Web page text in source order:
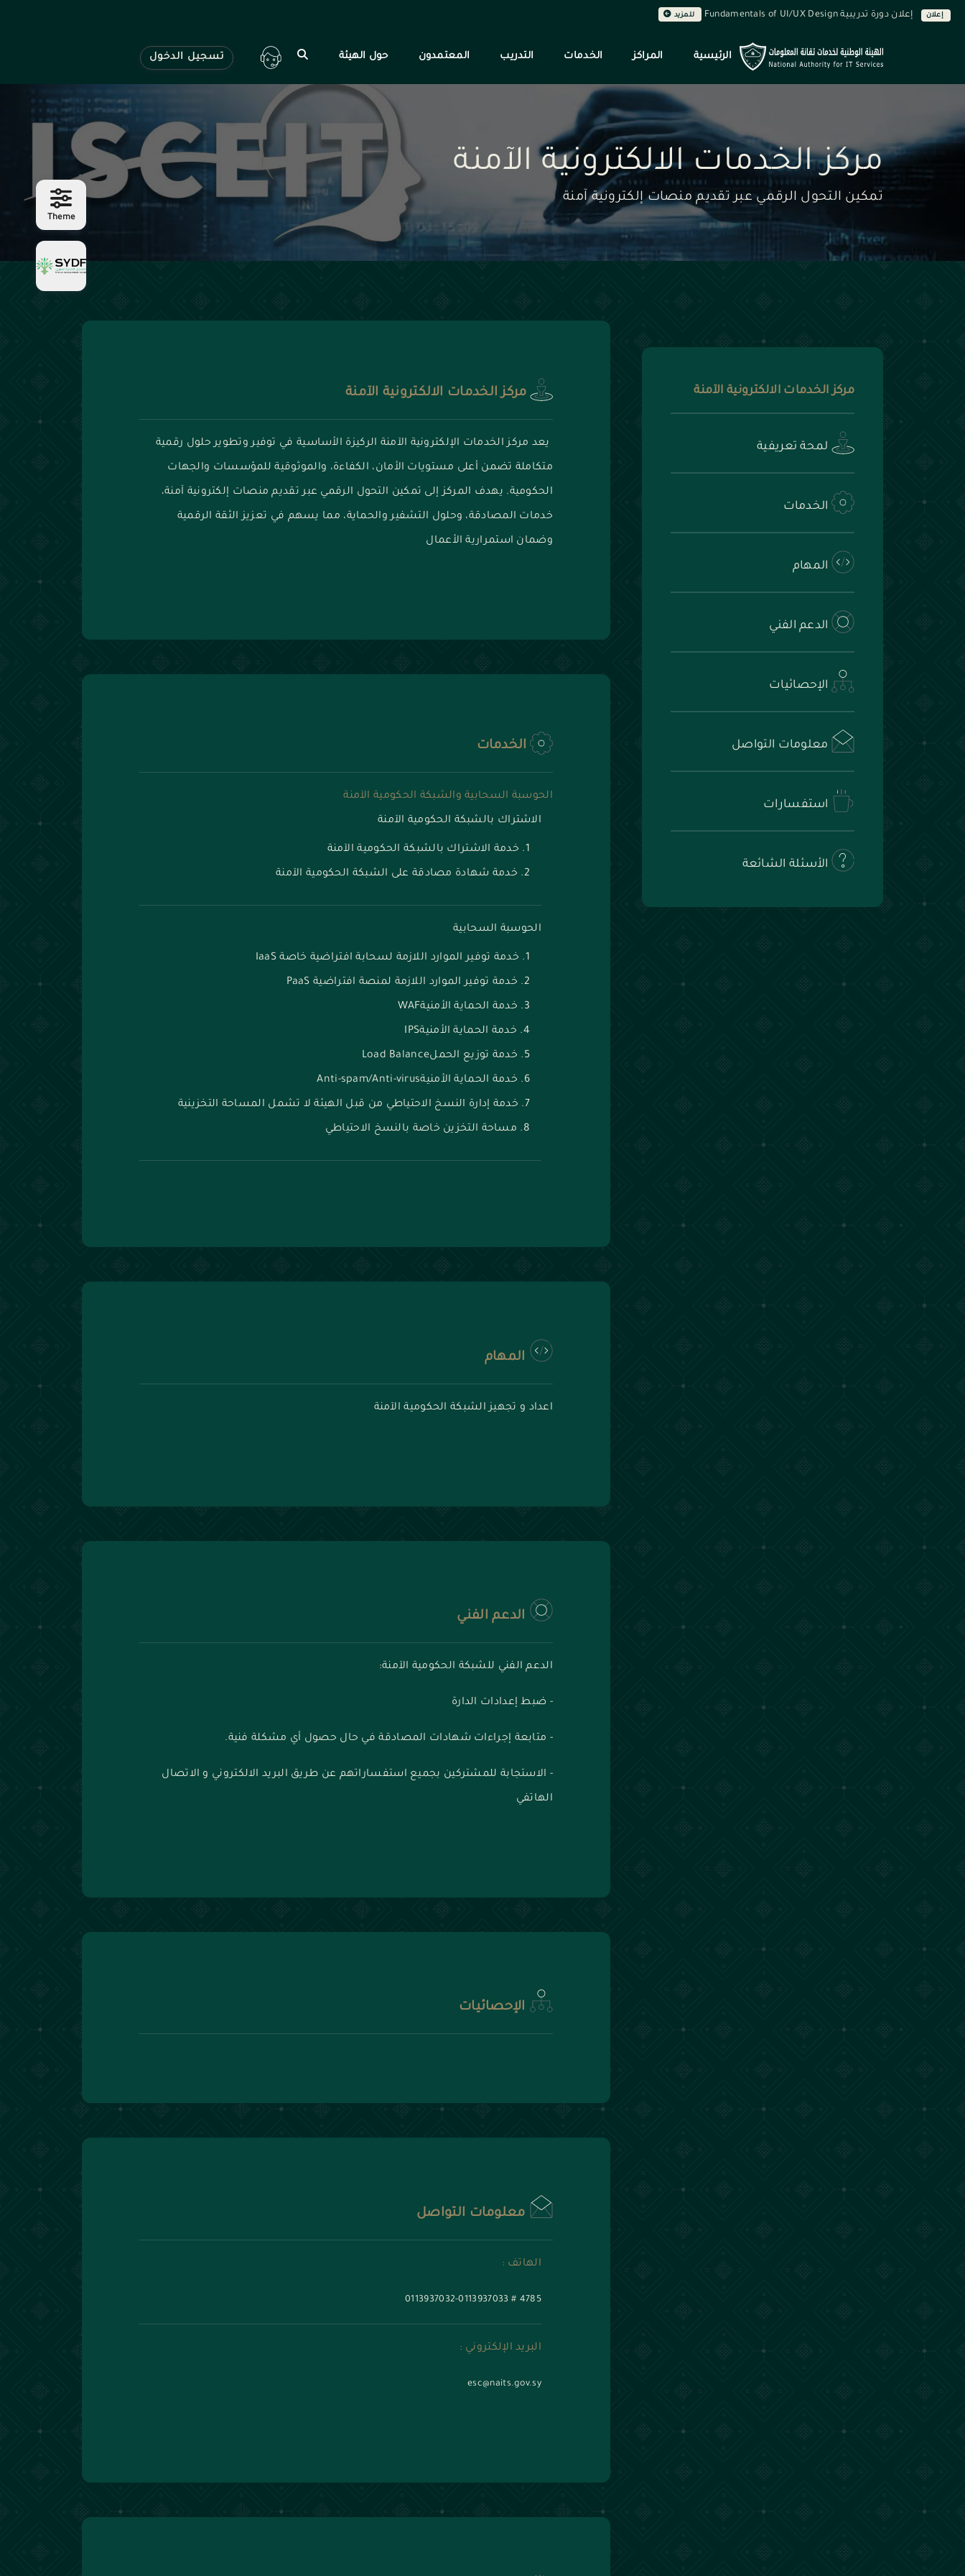
إعلان إعلان دورة تدريبية Fundamentals of UI/UX Design للمزيد
الرئيسية المراكز الخدمات التدريب المعتمدون حول الهيئة تسجيل الدخول
Theme
مركز الخدمات الالكترونية الآمنة
تمكين التحول الرقمي عبر تقديم منصات إلكترونية آمنة
مركز الخدمات الالكترونية الآمنة
لمحة تعريفية
الخدمات
المهام
الدعم الفني
الإحصائيات
معلومات التواصل
استفسارات
الأسئلة الشائعة
مركز الخدمات الالكترونية الآمنة
يعد مركز الخدمات الإلكترونية الآمنة الركيزة الأساسية في توفير وتطوير حلول رقمية
متكاملة تضمن أعلى مستويات الأمان، الكفاءة، والموثوقية للمؤسسات والجهات
الحكومية. يهدف المركز إلى تمكين التحول الرقمي عبر تقديم منصات إلكترونية آمنة،
خدمات المصادقة، وحلول التشفير والحماية، مما يسهم في تعزيز الثقة الرقمية
وضمان استمرارية الأعمال
الخدمات
الحوسبة السحابية والشبكة الحكومية الآمنة
الاشتراك بالشبكة الحكومية الآمنة
خدمة الاشتراك بالشبكة الحكومية الآمنة
خدمة شهادة مصادقة على الشبكة الحكومية الآمنة
الحوسبة السحابية
خدمة توفير الموارد اللازمة لسحابة افتراضية خاصة IaaS
خدمة توفير الموارد اللازمة لمنصة افتراضية PaaS
خدمة الحماية الأمنيةWAF
خدمة الحماية الأمنيةIPS
خدمة توزيع الحملLoad Balance
خدمة الحماية الأمنيةAnti-spam/Anti-virus
خدمة إدارة النسخ الاحتياطي من قبل الهيئة لا تشمل المساحة التخزينية
مساحة التخزين خاصة بالنسخ الاحتياطي
المهام
اعداد و تجهيز الشبكة الحكومية الآمنة
الدعم الفني
الدعم الفني للشبكة الحكومية الآمنة:
- ضبط إعدادات الدارة
- متابعة إجراءات شهادات المصادقة في حال حصول أي مشكلة فنية.
- الاستجابة للمشتركين بجميع استفساراتهم عن طريق البريد الالكتروني و الاتصال
الهاتفي
الإحصائيات
معلومات التواصل
الهاتف :
0113937032-0113937033 # 4785
البريد الإلكتروني :
esc@naits.gov.sy